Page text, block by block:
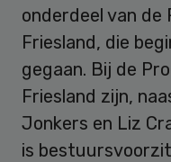
onderdeel van
Friesland, die
gegaan. Bij de
Friesland zijn,
Jonkers en Liz
is